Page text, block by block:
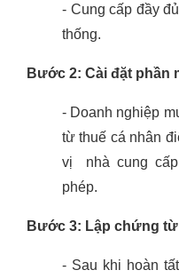
- Cung cấp đầy
thống.
Bước 2: Cài đặt phần
- Doanh nghiệp
từ thuế cá nhân
vị nhà cung
phép.
Bước 3: Lập chứng từ
- Sau khi hoàn